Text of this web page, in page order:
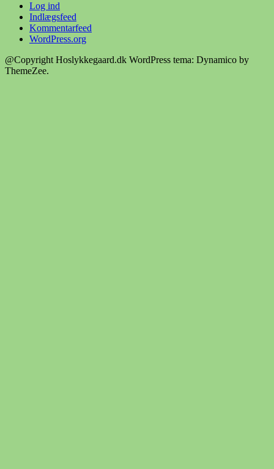
Log ind
Indlægsfeed
Kommentarfeed
WordPress.org
@Copyright Hoslykkegaard.dk WordPress tema: Dynamico by
ThemeZee.